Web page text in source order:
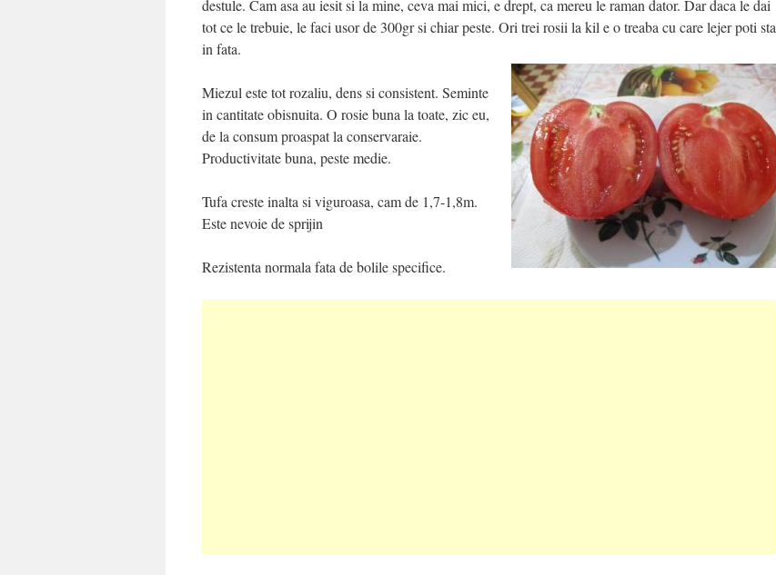
destule. Cam asa au iesit si la mine, ceva mai mici, e drept, ca mereu le raman dator. Dar daca le dai
tot ce le trebuie, le faci usor de 300gr si chiar peste. Ori trei rosii la kil e o treaba cu care lejer poti sta
in fata.
Miezul este tot rozaliu, dens si consistent. Seminte
in cantitate obisnuita. O rosie buna la toate, zic eu,
de la consum proaspat la conservaraie.
Productivitate buna, peste medie.
Tufa creste inalta si viguroasa, cam de 1,7-1,8m.
Este nevoie de sprijin
Rezistenta normala fata de bolile specifice.